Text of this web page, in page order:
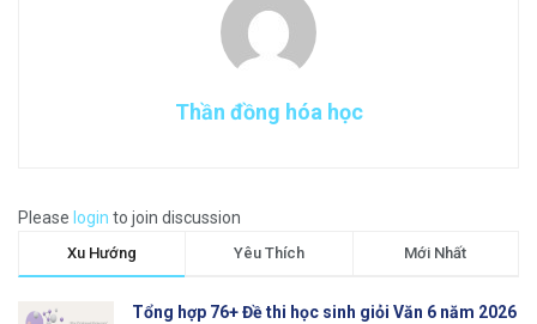
Thần đồng hóa học
Please login to join discussion
Xu Hướng Yêu Thích Mới Nhất
Tổng hợp 76+ Đề thi học sinh giỏi Văn 6 năm 2026